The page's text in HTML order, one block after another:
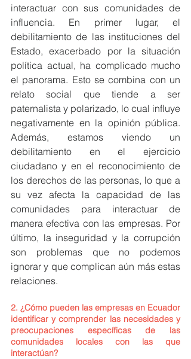
interactuar con sus comunidades de
influencia. En primer lugar, el
debilitamiento de las instituciones del
Estado, exacerbado por la situación
política actual, ha complicado mucho
el panorama. Esto se combina con un
relato social que tiende a ser
paternalista y polarizado, lo cual influye
negativamente en la opinión pública.
Además, estamos viendo un
debilitamiento en el ejercicio
ciudadano y en el reconocimiento de
los derechos de las personas, lo que a
su vez afecta la capacidad de las
comunidades para interactuar de
manera efectiva con las empresas. Por
último, la inseguridad y la corrupción
son problemas que no podemos
ignorar y que complican aún más estas
relaciones.
2. ¿Cómo pueden las empresas en Ecuador
identificar y comprender las necesidades y
preocupaciones específicas de las
comunidades locales con las que
interactúan?